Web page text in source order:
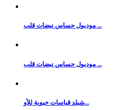
موديول حساس نبضات قلب ...
موديول حساس نبضات قلب ...
شيلد قياسات حيوية للأو...